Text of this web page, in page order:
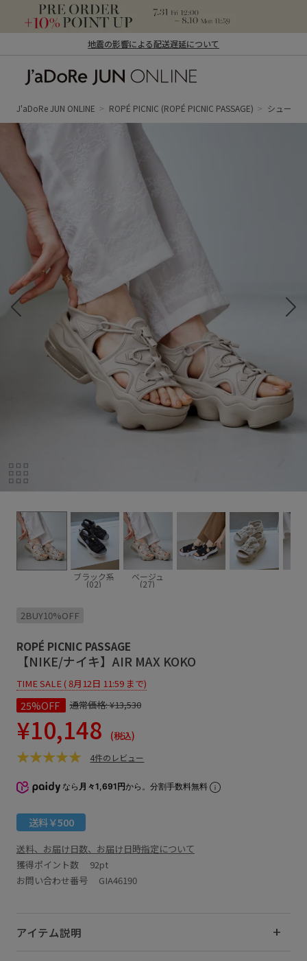
地震の影響による配送遅延について
ン オンライン）
J'aDoRe JUN ONLINE ROPÉ PICNIC (ROPÉ PICNIC PASSAGE) シューズ
ブラック系
(02)
ベージュ
(27)
2BUY10%OFF
ROPÉ PICNIC PASSAGE
【NIKE/ナイキ】AIR MAX KOKO
TIME SALE ( 8月12日 11:59 まで)
25%OFF 通常価格:¥13,530
¥10,148 (税込)
4件のレビュー
なら 月々1,691円から。分割手数料無料
送料￥500
送料、お届け日数、お届け日時指定について
獲得ポイント数 92pt
お問い合わせ番号 GIA46190
アイテム説明